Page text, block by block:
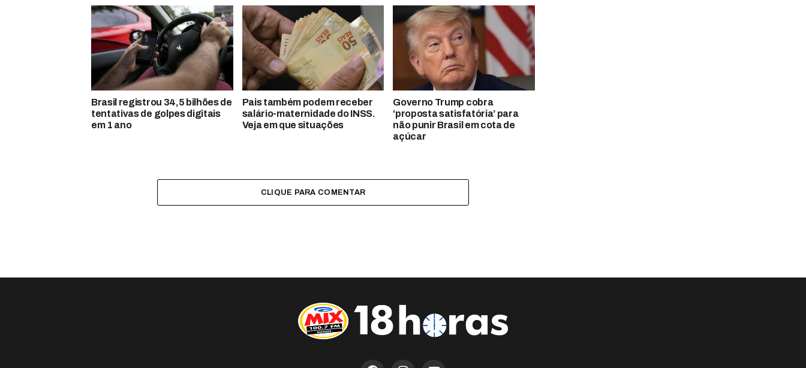
Brasil registrou 34,5 bilhões de
tentativas de golpes digitais
em 1 ano
Pais também podem receber
salário-maternidade do INSS.
Veja em que situações
Governo Trump cobra
‘proposta satisfatória’ para
não punir Brasil em cota de
açúcar
CLIQUE PARA COMENTAR